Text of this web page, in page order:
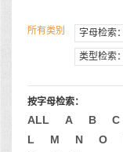
所有类别 字母检索：
类型检索：
按字母检索：
ALL A B C
L
M N O